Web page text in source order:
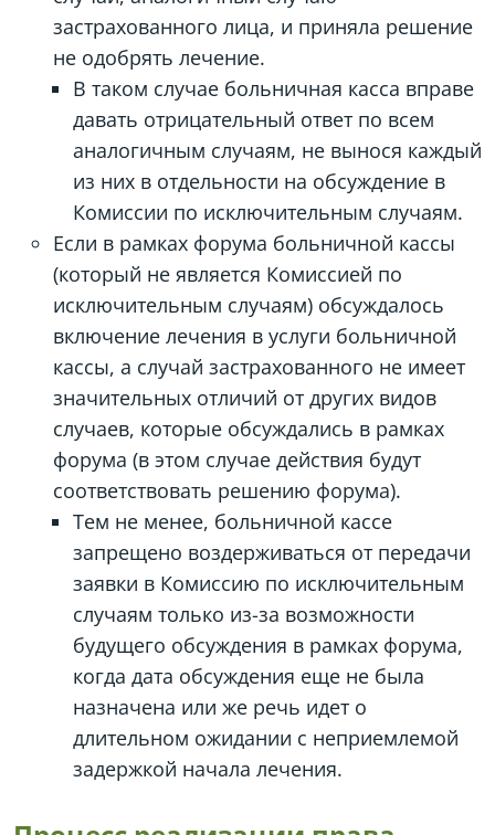
застрахованного лица, и приняла решение
не одобрять лечение.
В таком случае больничная касса вправе
давать отрицательный ответ по всем
аналогичным случаям, не вынося каждый
из них в отдельности на обсуждение в
Комиссии по исключительным случаям.
Если в рамках форума больничной кассы
(который не является Комиссией по
исключительным случаям) обсуждалось
включение лечения в услуги больничной
кассы, а случай застрахованного не имеет
значительных отличий от других видов
случаев, которые обсуждались в рамках
форума (в этом случае действия будут
соответствовать решению форума).
Тем не менее, больничной кассе
запрещено воздерживаться от передачи
заявки в Комиссию по исключительным
случаям только из-за возможности
будущего обсуждения в рамках форума,
когда дата обсуждения еще не была
назначена или же речь идет о
длительном ожидании с неприемлемой
задержкой начала лечения.